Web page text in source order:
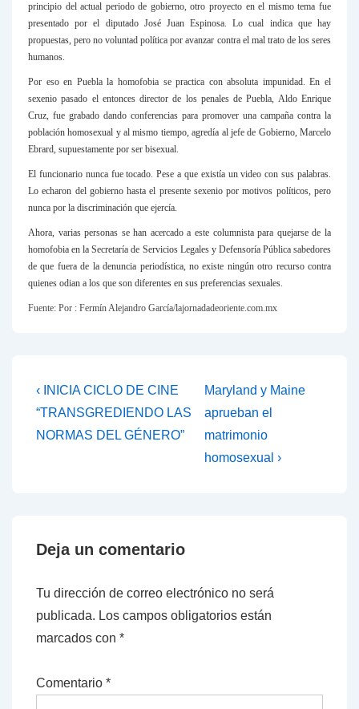
principio del actual periodo de gobierno, otro proyecto en el mismo tema fue
presentado por el diputado José Juan Espinosa. Lo cual indica que hay
propuestas, pero no voluntad política por avanzar contra el mal trato de los seres
humanos.
Por eso en Puebla la homofobia se practica con absoluta impunidad. En el
sexenio pasado el entonces director de los penales de Puebla, Aldo Enrique
Cruz, fue grabado dando conferencias para promover una campaña contra la
población homosexual y al mismo tiempo, agredía al jefe de Gobierno, Marcelo
Ebrard, supuestamente por ser bisexual.
El funcionario nunca fue tocado. Pese a que existía un video con sus palabras.
Lo echaron del gobierno hasta el presente sexenio por motivos políticos, pero
nunca por la discriminación que ejercía.
Ahora, varias personas se han acercado a este columnista para quejarse de la
homofobia en la Secretaría de Servicios Legales y Defensoría Pública sabedores
de que fuera de la denuncia periodística, no existe ningún otro recurso contra
quienes odian a los que son diferentes en sus preferencias sexuales.
Fuente: Por : Fermín Alejandro García/lajornadadeoriente.com.mx
Navegación
de
entradas
La
entrada
anterior
‹ INICIA CICLO DE CINE
“TRANSGREDIENDO LAS
NORMAS DEL GÉNERO”
La
entrada
siguiente
es
Maryland y Maine
aprueban el
matrimonio
homosexual ›
Deja un comentario
Tu dirección de correo electrónico no será
publicada. Los campos obligatorios están
marcados con *
Comentario *